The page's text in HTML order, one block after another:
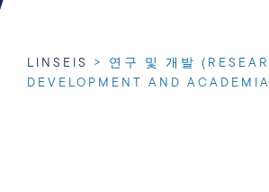
LINSEIS > 연구 및 개발
DEVELOPMENT AND